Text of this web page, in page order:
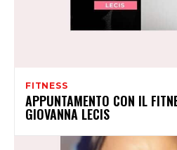
FITNESS
APPUNTAMENTO CON IL
GIOVANNA LECIS